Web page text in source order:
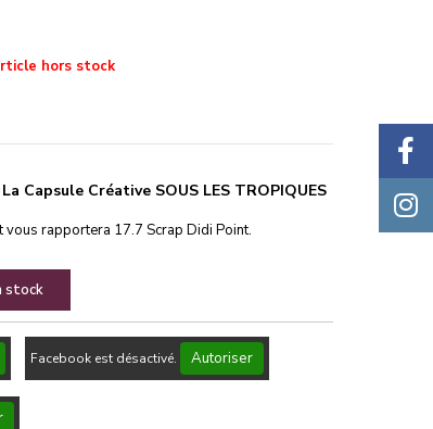
hors stock
Capsule Créative SOUS LES TROPIQUES
vous rapportera 17.7 Scrap Didi Point.
stock
Facebook est désactivé. Autoriser